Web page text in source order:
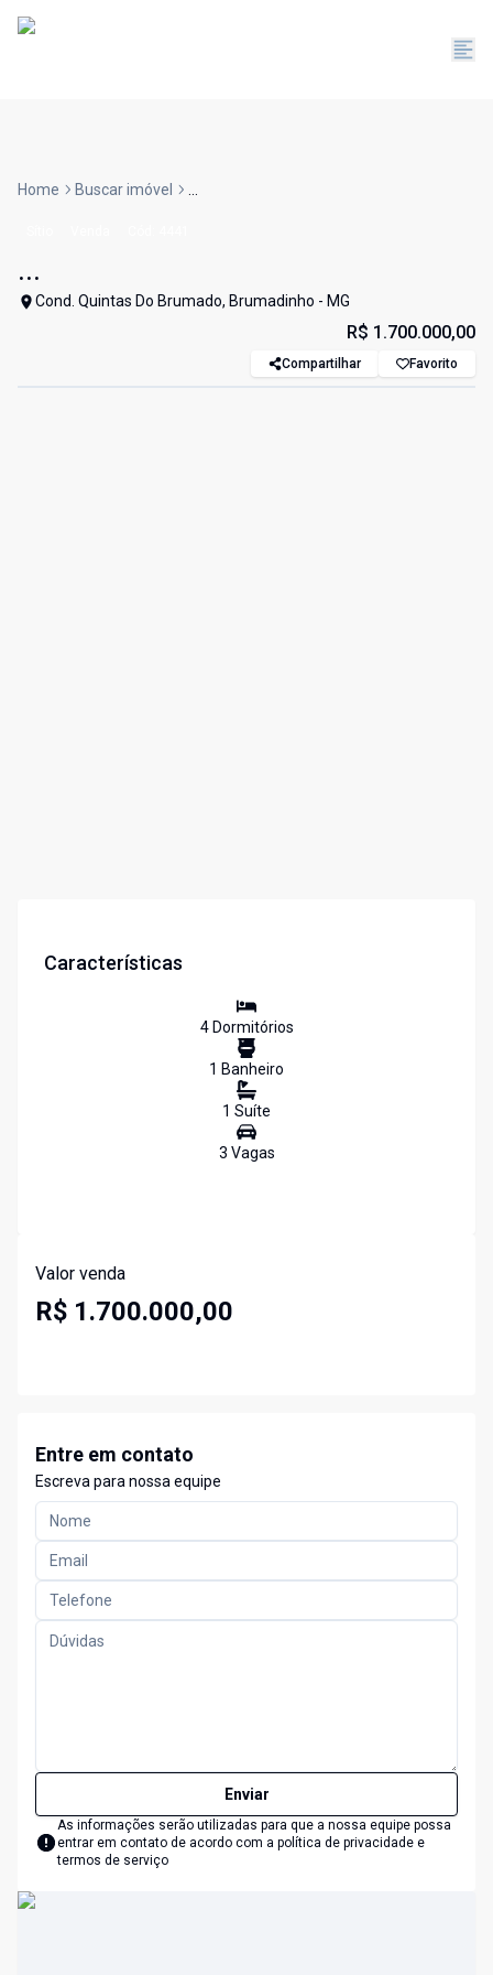
Home Buscar imóvel ...
...
Cond. Quintas Do Brumado, Brumadinho - MG
R$ 1.700.000,00
Compartilhar Favorito
Características
4Dormitórios
1 Banheiro
1 Suíte
3 Vagas
Valor venda
R$ 1.700.000,00
Entre em contato
Escreva para nossa equipe
Enviar
As informações serão utilizadas para que a nossa equipe possa
entrar em contato de acordo com a política de privacidade e
termos de serviço